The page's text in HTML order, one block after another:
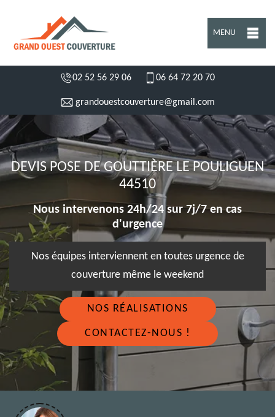
MENU
02 52 56 29 06 06 64 72 20 70
grandouestcouverture@gmail.com
DEVIS POSE DE GOUTTIÈRE LE POULIGUEN
44510
Nous intervenons 24h/24 sur 7j/7 en cas
d'urgence
Nos équipes interviennent en toutes urgence de
couverture même le weekend
NOS RÉALISATIONS
CONTACTEZ-NOUS !